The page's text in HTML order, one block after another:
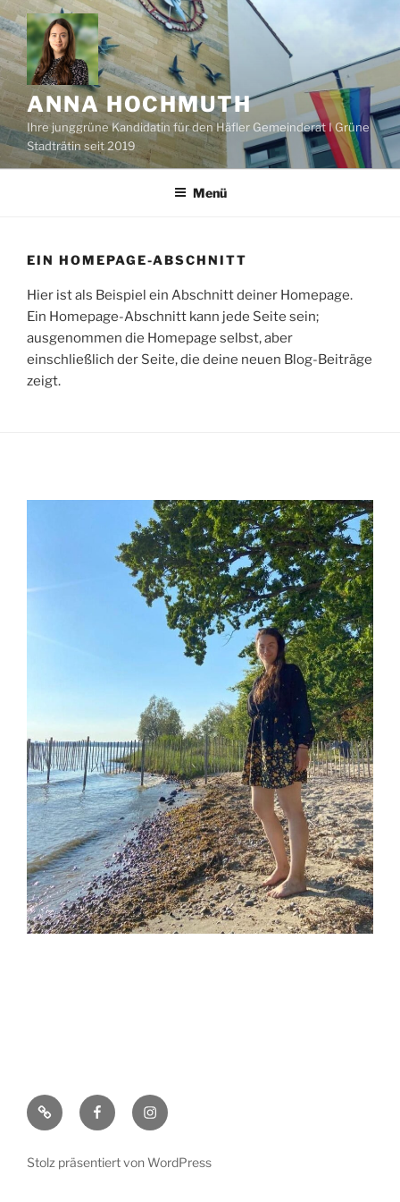
Zum
Inhalt
springen
ANNA HOCHMUTH
Ihre junggrüne Kandidatin für den Häfler Gemeinderat I Grüne
Stadträtin seit 2019
Menü
EIN HOMEPAGE-ABSCHNITT
Hier ist als Beispiel ein Abschnitt deiner Homepage.
Ein Homepage-Abschnitt kann jede Seite sein;
ausgenommen die Homepage selbst, aber
einschließlich der Seite, die deine neuen Blog-Beiträge
zeigt.
E-
Mail
FacebookInstagram
Stolz präsentiert von WordPress